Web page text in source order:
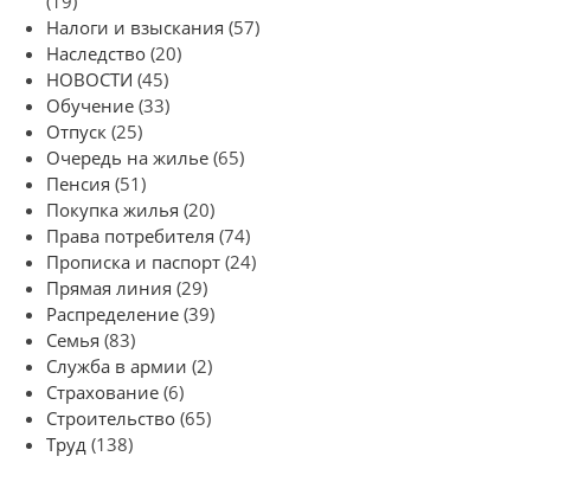
Налоги и взыскания (57)
Наследство (20)
НОВОСТИ (45)
Обучение (33)
Отпуск (25)
Очередь на жилье (65)
Пенсия (51)
Покупка жилья (20)
Права потребителя (74)
Прописка и паспорт (24)
Прямая линия (29)
Распределение (39)
Семья (83)
Служба в армии (2)
Страхование (6)
Строительство (65)
Труд (138)